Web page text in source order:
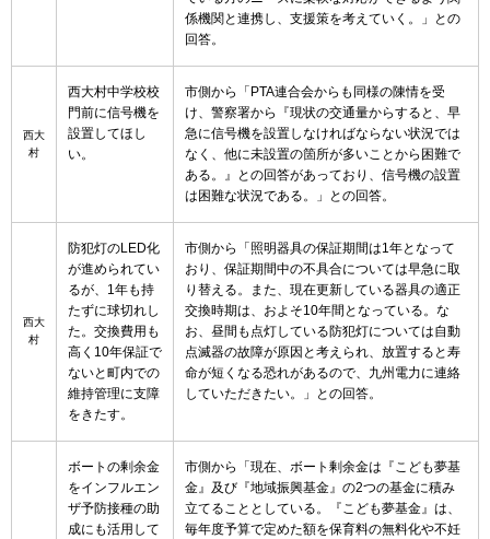
係機関と連携し、支援策を考えていく。」との
回答。
西大
村
西大村中学校校
門前に信号機を
設置してほし
い。
市側から「PTA連合会からも同様の陳情を受
け、警察署から『現状の交通量からすると、早
急に信号機を設置しなければならない状況では
なく、他に未設置の箇所が多いことから困難で
ある。』との回答があっており、信号機の設置
は困難な状況である。」との回答。
西大
村
防犯灯のLED化
が進められてい
るが、1年も持
たずに球切れし
た。交換費用も
高く10年保証で
ないと町内での
維持管理に支障
をきたす。
市側から「照明器具の保証期間は1年となって
おり、保証期間中の不具合については早急に取
り替える。また、現在更新している器具の適正
交換時期は、およそ10年間となっている。な
お、昼間も点灯している防犯灯については自動
点滅器の故障が原因と考えられ、放置すると寿
命が短くなる恐れがあるので、九州電力に連絡
していただきたい。」との回答。
ボートの剰余金
をインフルエン
ザ予防接種の助
成にも活用して
市側から「現在、ボート剰余金は『こども夢基
金』及び『地域振興基金』の2つの基金に積み
立てることとしている。『こども夢基金』は、
毎年度予算で定めた額を保育料の無料化や不妊